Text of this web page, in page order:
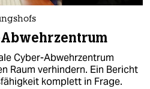
Cyber-Abwehrzentrum
Raum verhindern. Ein Bericht
komplett in Frage.